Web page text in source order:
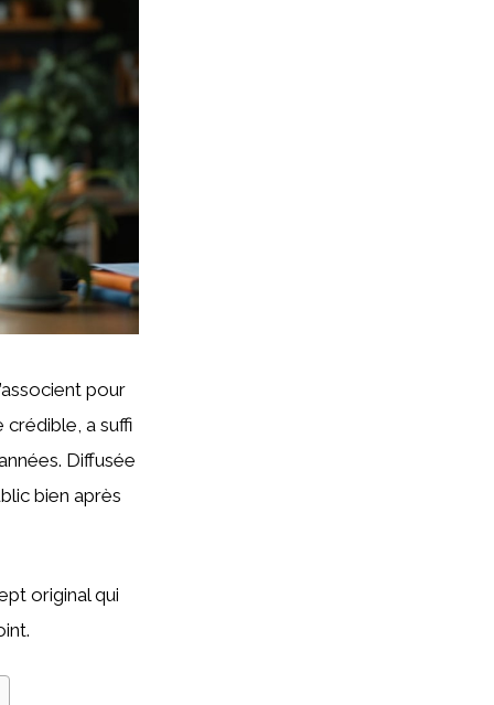
pour
a suffi
Diffusée
bien après
original qui